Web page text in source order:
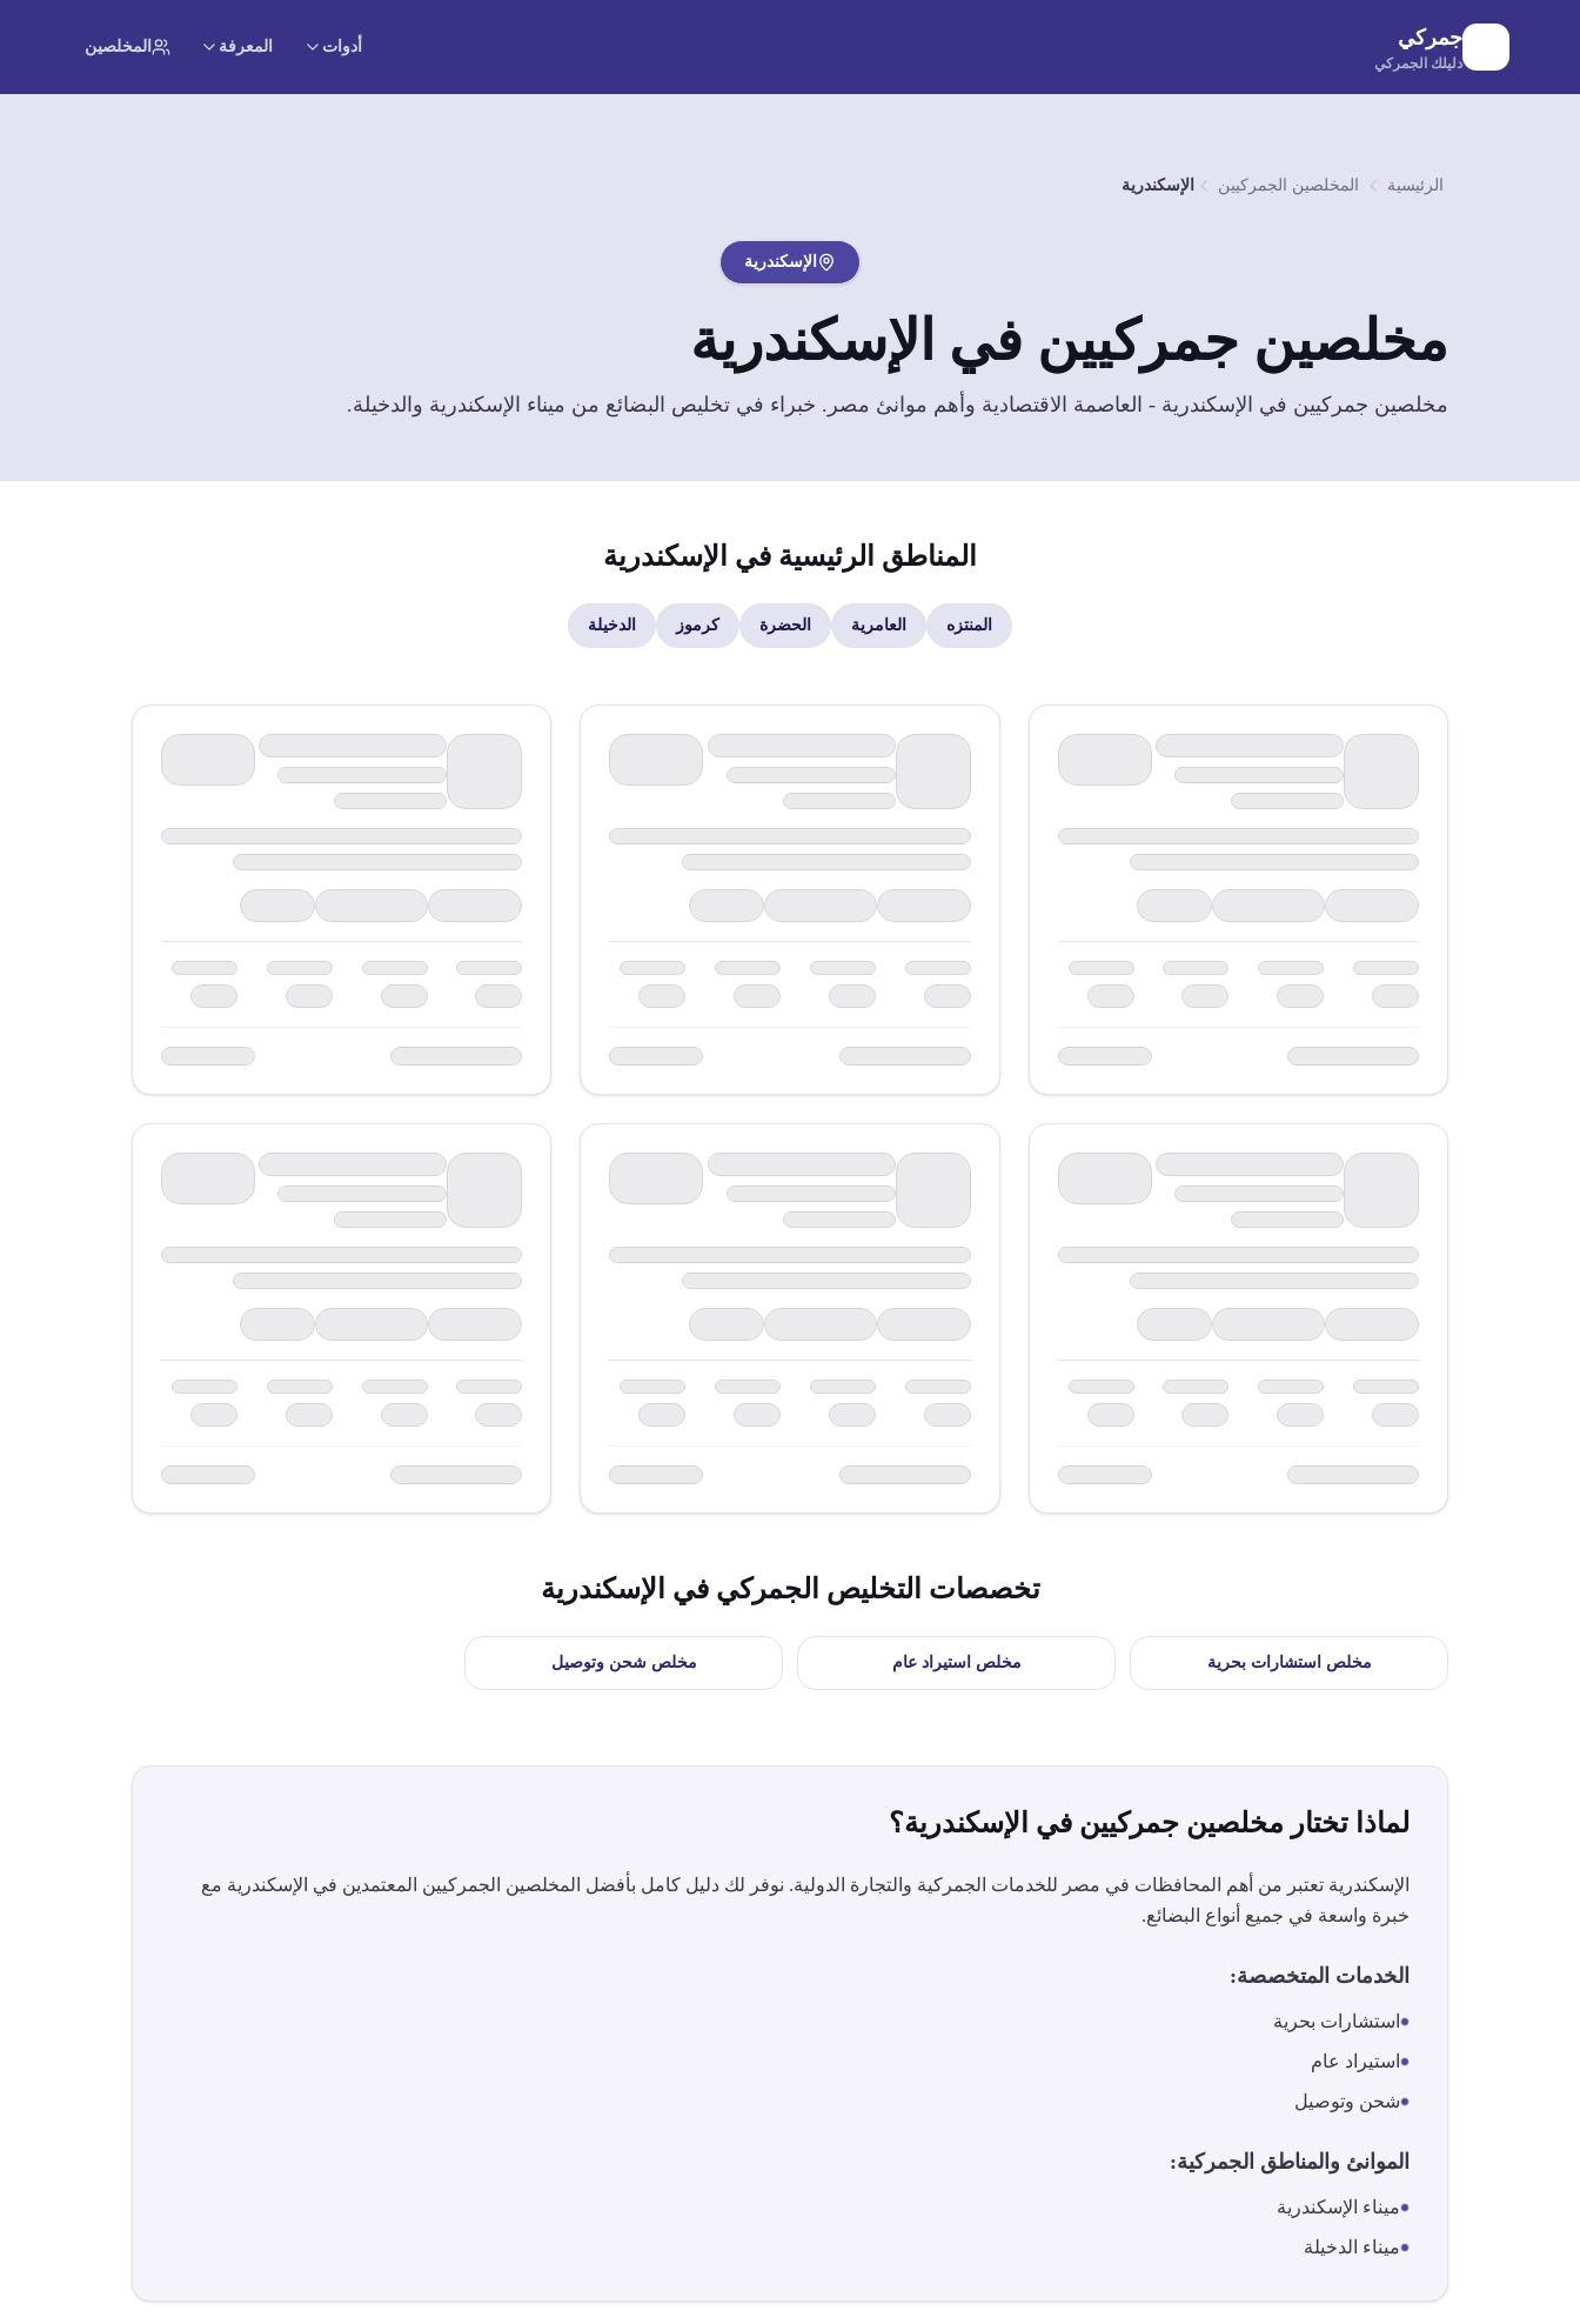
جمركي
دليلك الجمركي
أدوات المعرفة المخلصين
الرئيسية المخلصين الجمركيين الإسكندرية
الإسكندرية
مخلصين جمركيين في الإسكندرية
مخلصين جمركيين في الإسكندرية - العاصمة الاقتصادية وأهم موانئ مصر. خبراء في تخليص البضائع من ميناء الإسكندرية والدخيلة.
المناطق الرئيسية في الإسكندرية
المنتزه العامرية الحضرة كرموز الدخيلة
تخصصات التخليص الجمركي في الإسكندرية
مخلص استشارات بحرية مخلص استيراد عام مخلصشحن وتوصيل
لماذا تختار مخلصين جمركيين في الإسكندرية؟
الإسكندرية تعتبر من أهم المحافظات في مصر للخدمات الجمركية والتجارة الدولية. نوفر لك دليل كامل بأفضل المخلصين الجمركيين المعتمدين في الإسكندرية مع
خبرة واسعة في جميع أنواع البضائع.
الخدمات المتخصصة:
استشارات بحرية
استيراد عام
شحن وتوصيل
الموانئ والمناطق الجمركية:
ميناء الإسكندرية
ميناء الدخيلة